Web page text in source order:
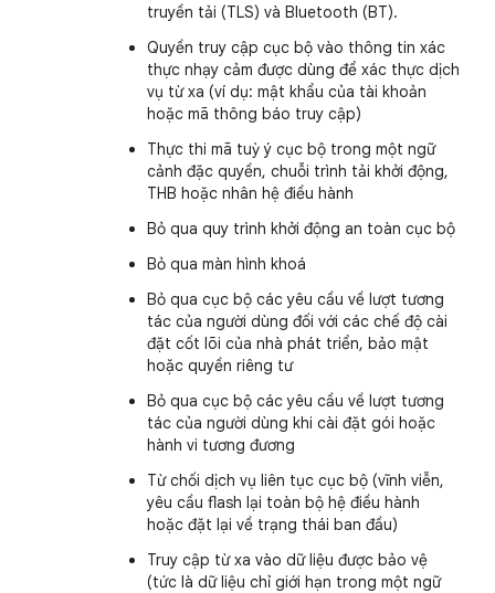
truyền tải (TLS) và Bluetooth (BT).
Quyền truy cập cục bộ vào thông tin xác
thực nhạy cảm được dùng để xác thực dịch
vụ từ xa (ví dụ: mật khẩu của tài khoản
hoặc mã thông báo truy cập)
Thực thi mã tuỳ ý cục bộ trong một ngữ
cảnh đặc quyền, chuỗi trình tải khởi động,
THB hoặc nhân hệ điều hành
Bỏ qua quy trình khởi động an toàn cục bộ
Bỏ qua màn hình khoá
Bỏ qua cục bộ các yêu cầu về lượt tương
tác của người dùng đối với các chế độ cài
đặt cốt lõi của nhà phát triển, bảo mật
hoặc quyền riêng tư
Bỏ qua cục bộ các yêu cầu về lượt tương
tác của người dùng khi cài đặt gói hoặc
hành vi tương đương
Từ chối dịch vụ liên tục cục bộ (vĩnh viễn,
yêu cầu flash lại toàn bộ hệ điều hành
hoặc đặt lại về trạng thái ban đầu)
Truy cập từ xa vào dữ liệu được bảo vệ
(tức là dữ liệu chỉ giới hạn trong một ngữ